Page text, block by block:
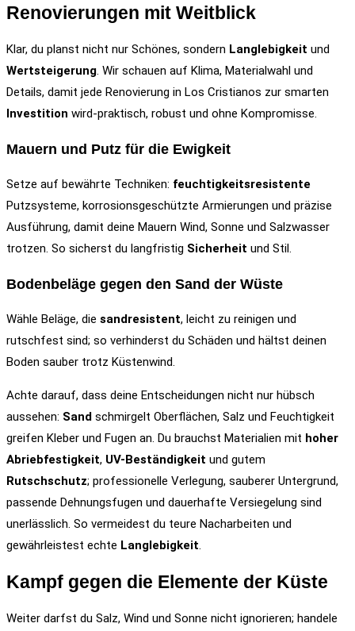
Renovierungen mit Weitblick
Klar, du planst nicht nur Schönes, sondern Langlebigkeit und
Wertsteigerung. Wir schauen auf Klima, Materialwahl und
Details, damit jede Renovierung in Los Cristianos zur smarten
Investition wird-praktisch, robust und ohne Kompromisse.
Mauern und Putz für die Ewigkeit
Setze auf bewährte Techniken: feuchtigkeitsresistente
Putzsysteme, korrosionsgeschützte Armierungen und präzise
Ausführung, damit deine Mauern Wind, Sonne und Salzwasser
trotzen. So sicherst du langfristig Sicherheit und Stil.
Bodenbeläge gegen den Sand der Wüste
Wähle Beläge, die sandresistent, leicht zu reinigen und
rutschfest sind; so verhinderst du Schäden und hältst deinen
Boden sauber trotz Küstenwind.
Achte darauf, dass deine Entscheidungen nicht nur hübsch
aussehen: Sand schmirgelt Oberflächen, Salz und Feuchtigkeit
greifen Kleber und Fugen an. Du brauchst Materialien mit hoher
Abriebfestigkeit, UV-Beständigkeit und gutem
Rutschschutz; professionelle Verlegung, sauberer Untergrund,
passende Dehnungsfugen und dauerhafte Versiegelung sind
unerlässlich. So vermeidest du teure Nacharbeiten und
gewährleistest echte Langlebigkeit.
Kampf gegen die Elemente der Küste
Weiter darfst du Salz, Wind und Sonne nicht ignorieren; handele